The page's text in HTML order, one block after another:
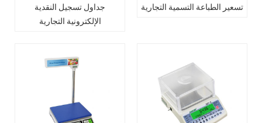
جداول تسجيل النقدية
الإلكترونية التجارية
تسعير الطباعة التسمية التجارية